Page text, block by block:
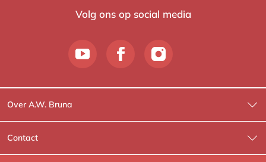
Volg ons op social media
Over A.W. Bruna
Wat wij doen
Wie is Wie?
Contact
Contactinformatie